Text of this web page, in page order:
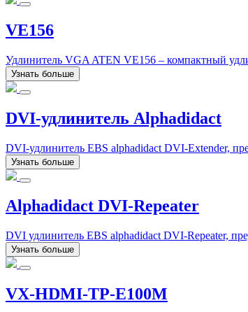
VE156
Удлинитель VGA ATEN VE156 – компактный
Узнать больше
DVI-удлинитель Alphadidact
DVI-удлинитель EBS alphadidact DVI-Extender,
Узнать больше
Alphadidact DVI-Repeater
DVI удлинитель EBS alphadidact DVI-Repeater,
Узнать больше
VX-HDMI-TP-E100M